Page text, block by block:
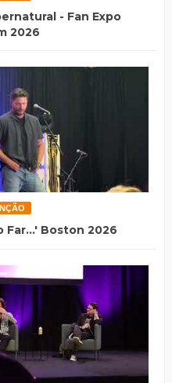
- Fan Expo
2026
Far...' Boston 2026